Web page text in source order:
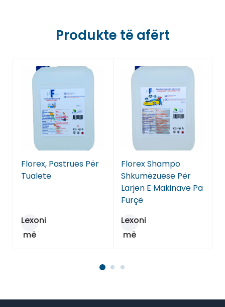
Produkte të afërt
Florex, Pastrues Për
Tualete
Lexoni
më
Florex Shampo
Shkumëzuese Për
Larjen E Makinave Pa
Furçë
Lexoni
më